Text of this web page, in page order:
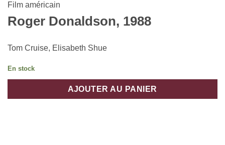
Film américain
Roger Donaldson, 1988
Tom Cruise, Elisabeth Shue
En stock
AJOUTER AU PANIER